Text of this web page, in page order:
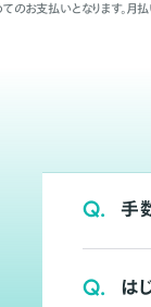
のお支払いとなります。月
Q. 手
Q. は